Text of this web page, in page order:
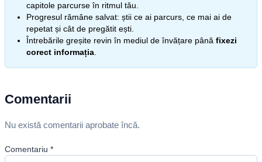
capitole parcurse în ritmul tău.
Progresul rămâne salvat: știi ce ai parcurs, ce mai ai de
repetat și cât de pregătit ești.
Întrebările greșite revin în mediul de învățare până fixezi
corect informația
Comentarii
Nu există comentarii aprobate încă.
Comentariu *